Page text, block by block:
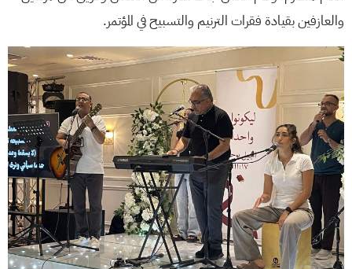
والعازفين بقيادة فقرات الترنيم والتسبيح في المؤتمر.